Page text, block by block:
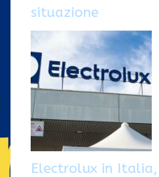
situazione
Electrolux in